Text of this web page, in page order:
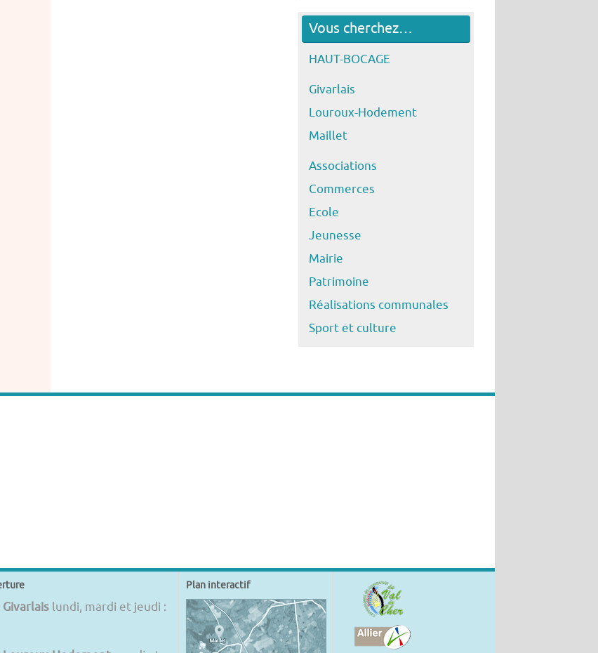
Vous cherchez…
HAUT-BOCAGE
Givarlais
Louroux-Hodement
Maillet
Associations
Commerces
Ecole
Jeunesse
Mairie
Patrimoine
Réalisations communales
Sport et culture
lundi, mardi et jeudi :
Plan interactif